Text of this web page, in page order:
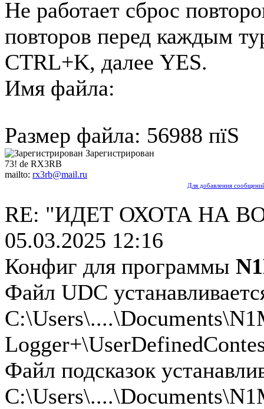
Не работает сброс
повторов перед каждым
CTRL+K, далее YES.
Имя файла:
Размер файла: 56988 пїЅ
Зарегистрирован
73! de RX3RB
mailto: rx3rb@mail.ru
Для добавления
RE: "ИДЕТ ОХОТА НА
05.03.2025 12:16
Конфиг для программы
Файл UDC
Файл подсказок